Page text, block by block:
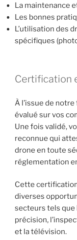
La maintenance
Les bonnes
L’utilisation des
spécifiques
Certification
À l’issue de
évalué sur vos
Une fois validé,
reconnue qui
drone en toute
réglementation
Cette
diverses
secteurs tels que
précision,
et la télévision.